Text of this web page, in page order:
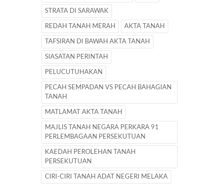
STRATA DI SARAWAK
REDAH TANAH MERAH AKTA TANAH
TAFSIRAN DI BAWAH AKTA TANAH
SIASATAN PERINTAH
PELUCUTUHAKAN
PECAH SEMPADAN VS PECAH BAHAGIAN
TANAH
MATLAMAT AKTA TANAH
MAJLIS TANAH NEGARA PERKARA 91
PERLEMBAGAAN PERSEKUTUAN
KAEDAH PEROLEHAN TANAH
PERSEKUTUAN
CIRI-CIRI TANAH ADAT NEGERI MELAKA